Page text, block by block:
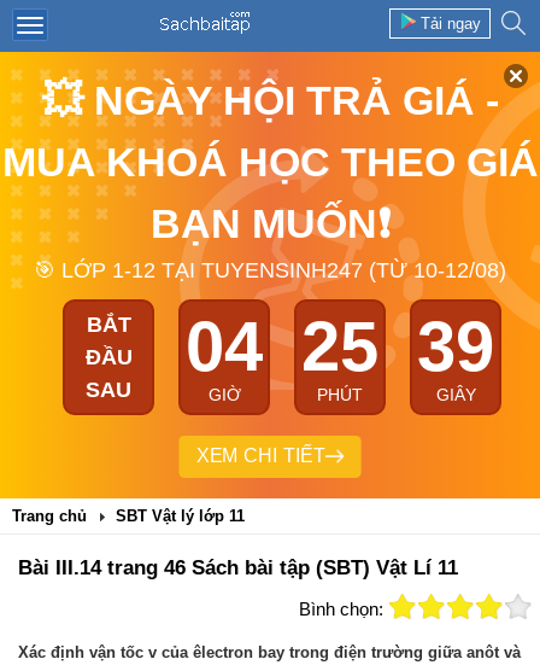
Tải ngay
💥 NGÀY HỘI TRẢ GIÁ -
MUA KHOÁ HỌC THEO GIÁ
BẠN MUỐN❗
🎯 LỚP 1-12 TẠI TUYENSINH247 (TỪ 10-12/08)
BẮT
ĐẦU
SAU
04
GIỜ
25
PHÚT
39
GIÂY
XEM CHI TIẾT
Trang chủ SBT Vật lý lớp 11
Bài III.14 trang 46 Sách bài tập (SBT) Vật Lí 11
Bình chọn:
Xác định vận tốc v của êlectron bay trong điện trường giữa anôt và